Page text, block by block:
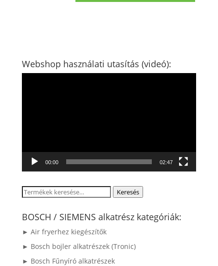
Webshop használati utasítás (videó):
00:00 02:47
Keresés
következőre:
Keresés
BOSCH / SIEMENS alkatrész kategóriák:
► Air fryerhez kiegészítők
► Bosch bojler alkatrészek (Tronic)
► Bosch Fűnyíró alkatrészek